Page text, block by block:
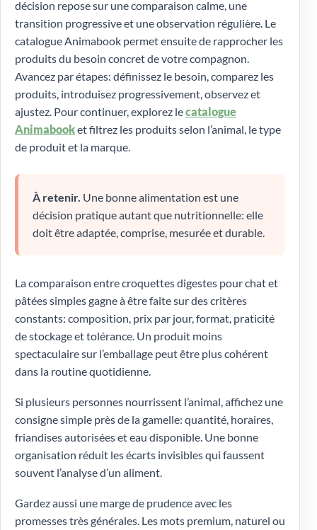
décision repose sur une comparaison calme, une
transition progressive et une observation régulière. Le
catalogue Animabook permet ensuite de rapprocher les
produits du besoin concret de votre compagnon.
Avancez par étapes: définissez le besoin, comparez les
produits, introduisez progressivement, observez et
ajustez. Pour continuer, explorez lecatalogue
Animabooket filtrez les produits selon l’animal, le type
de produit et la marque.
À retenir. Une bonne alimentation est une
décision pratique autant que nutritionnelle: elle
doit être adaptée, comprise, mesurée et durable.
La comparaison entre croquettes digestes pour chat et
pâtées simples gagne à être faite sur des critères
constants: composition, prix par jour, format, praticité
de stockage et tolérance. Un produit moins
spectaculaire sur l’emballage peut être plus cohérent
dans la routine quotidienne.
Si plusieurs personnes nourrissent l’animal, affichez une
consigne simple près de la gamelle: quantité, horaires,
friandises autorisées et eau disponible. Une bonne
organisation réduit les écarts invisibles qui faussent
souvent l’analyse d’un aliment.
Gardez aussi une marge de prudence avec les
promesses très générales. Les mots premium, naturel ou